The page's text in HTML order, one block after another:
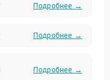
Подробнее →
Подробнее →
Подробнее →